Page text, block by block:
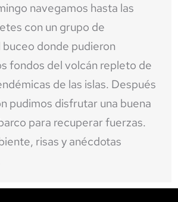
navegamos hasta las
con un grupo de
donde pudieron
fondos del volcán repleto de
de las islas. Después
pudimos disfrutar una buena
para recuperar fuerzas.
risas y anécdotas